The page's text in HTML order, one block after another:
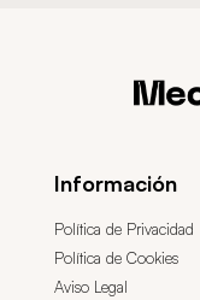
Información
Política de Privacidad
Política de Cookies
Aviso Legal